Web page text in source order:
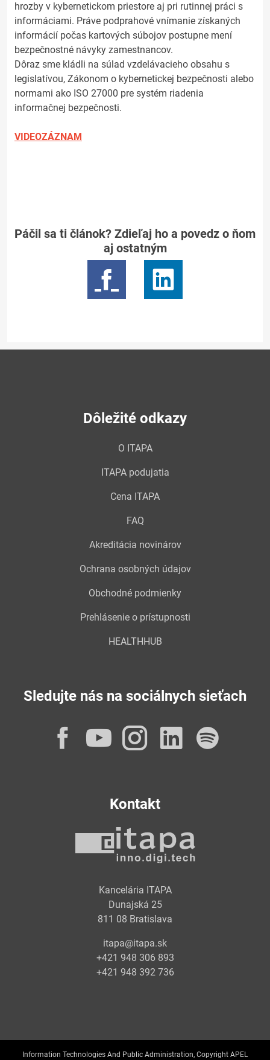
hrozby v kybernetickom priestore aj pri rutinnej práci s
informáciami. Práve podprahové vnímanie získaných
informácií počas kartových súbojov postupne mení
bezpečnostné návyky zamestnancov.
Dôraz sme kládli na súlad vzdelávacieho obsahu s
legislatívou, Zákonom o kybernetickej bezpečnosti alebo
normami ako ISO 27000 pre systém riadenia
informačnej bezpečnosti.
VIDEOZÁZNAM
Páčil sa ti článok? Zdieľaj ho a povedz o ňom
aj ostatným
Dôležité odkazy
O ITAPA
ITAPA podujatia
Cena ITAPA
FAQ
Akreditácia novinárov
Ochrana osobných údajov
Obchodné podmienky
Prehlásenie o prístupnosti
HEALTHHUB
Sledujte nás na sociálnych sieťach
Facebook
YouTube
Instagram
Kontakt
Kancelária ITAPA
Dunajská 25
811 08 Bratislava
itapa@itapa.sk
+421 948 306 893
+421 948 392 736
Information Technologies And Public Administration, Copyright APEL